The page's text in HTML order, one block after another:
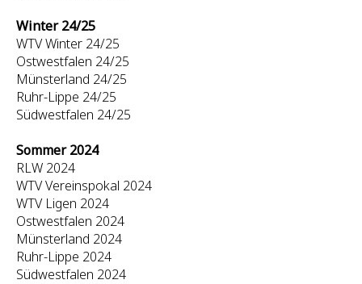
Winter 24/25
WTV Winter 24/25
Ostwestfalen 24/25
Münsterland 24/25
Ruhr-Lippe 24/25
Südwestfalen 24/25
Sommer 2024
RLW 2024
WTV Vereinspokal 2024
WTV Ligen 2024
Ostwestfalen 2024
Münsterland 2024
Ruhr-Lippe 2024
Südwestfalen 2024